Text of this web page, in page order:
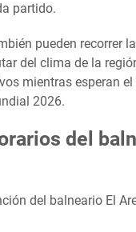
partido.
pueden recorrer
del clima de la
mientras esperan
2026.
del
del balneario El